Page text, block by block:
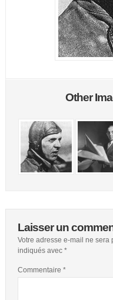
Other
Laisser un
Votre adresse e-mail ne sera
indiqués avec *
Commentaire *